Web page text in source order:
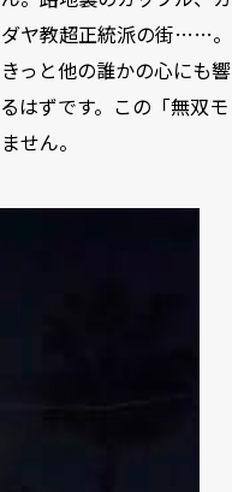
ヤ教超正統派の街……。
っと他の誰かの心にも響
はずです。この「無双モ
せん。